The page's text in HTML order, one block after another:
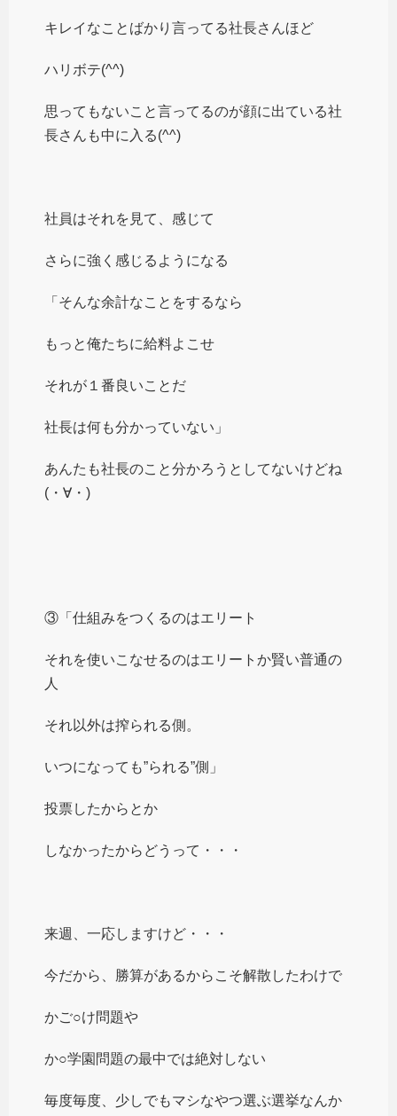
キレイなことばかり言ってる社長さんほど
ハリボテ(^^)
思ってもないこと言ってるのが顔に出ている社
長さんも中に入る(^^)
社員はそれを見て、感じて
さらに強く感じるようになる
「そんな余計なことをするなら
もっと俺たちに給料よこせ
それが１番良いことだ
社長は何も分かっていない」
あんたも社長のこと分かろうとしてないけどね
(・∀・)
③「仕組みをつくるのはエリート
それを使いこなせるのはエリートか賢い普通の
人
それ以外は搾られる側。
いつになっても”られる”側」
投票したからとか
しなかったからどうって・・・
来週、一応しますけど・・・
今だから、勝算があるからこそ解散したわけで
かご○け問題や
か○学園問題の最中では絶対しない
毎度毎度、少しでもマシなやつ選ぶ選挙なんか